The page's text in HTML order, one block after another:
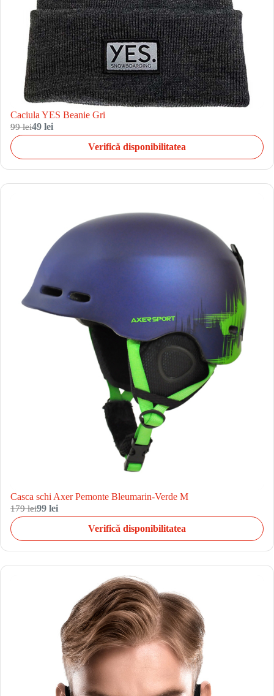
Caciula YES Beanie Gri
99 lei49 lei
Verifică disponibilitatea
Casca schi Axer Pemonte Bleumarin-Verde M
179 lei99 lei
Verifică disponibilitatea